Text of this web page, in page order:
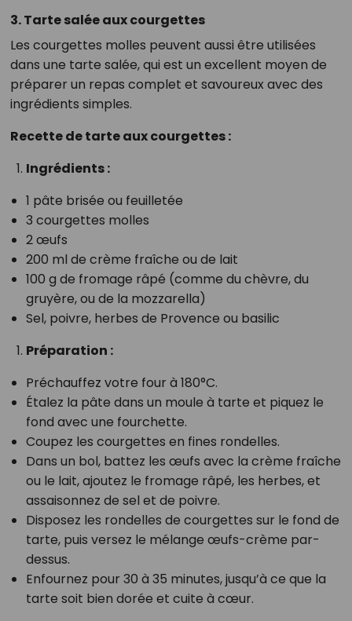
3. Tarte salée aux courgettes
Les courgettes molles peuvent aussi être utilisées
dans une tarte salée, qui est un excellent moyen de
préparer un repas complet et savoureux avec des
ingrédients simples.
Recette de tarte aux courgettes :
Ingrédients :
1 pâte brisée ou feuilletée
3 courgettes molles
2 œufs
200 ml de crème fraîche ou de lait
100 g de fromage râpé (comme du chèvre, du
gruyère, ou de la mozzarella)
Sel, poivre, herbes de Provence ou basilic
Préparation :
Préchauffez votre four à 180°C.
Étalez la pâte dans un moule à tarte et piquez le
fond avec une fourchette.
Coupez les courgettes en fines rondelles.
Dans un bol, battez les œufs avec la crème fraîche
ou le lait, ajoutez le fromage râpé, les herbes, et
assaisonnez de sel et de poivre.
Disposez les rondelles de courgettes sur le fond de
tarte, puis versez le mélange œufs-crème par-
dessus.
Enfournez pour 30 à 35 minutes, jusqu’à ce que la
tarte soit bien dorée et cuite à cœur.